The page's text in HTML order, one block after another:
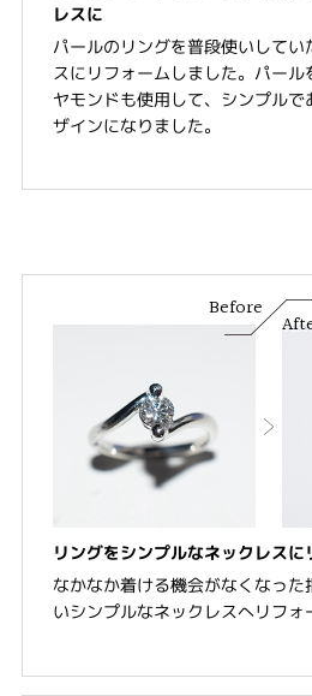
レスに
パールのリングを普段使いして
スにリフォームしました。パー
ヤモンドも使用して、シンプル
ザインになりました。
Before
リングをシンプルなネックレスに
なかなか着ける機会がなくなっ
いシンプルなネックレスへリフォ